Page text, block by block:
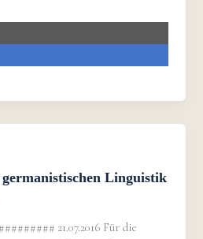
Linguistik
21.07.2016 Für die